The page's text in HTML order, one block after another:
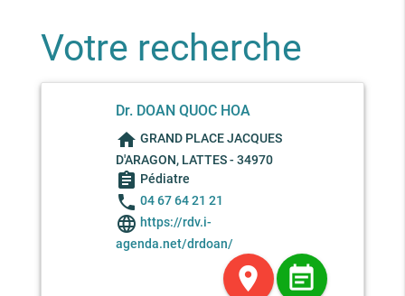
Votre recherche
Dr. DOAN QUOC HOA
home GRAND PLACE JACQUES
D'ARAGON, LATTES - 34970
assignment Pédiatre
phone 04 67 64 21 21
language https://rdv.i-
agenda.net/drdoan/
location_on event_note